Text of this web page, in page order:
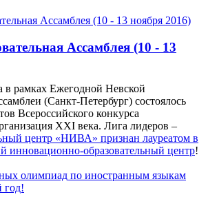
Ассамблея (10 - 13
в рамках Ежегодной Невской
(Санкт-Петербург) состоялось
Всероссийского конкурса
XXI века. Лига лидеров –
центр «НИВА» признан лауреатом в
образовательный центр!